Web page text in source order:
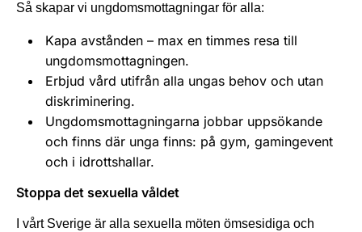
Så skapar vi ungdomsmottagningar för alla:
Kapa avstånden – max en timmes resa till
ungdomsmottagningen.
Erbjud vård utifrån alla ungas behov och utan
diskriminering.
Ungdomsmottagningarna jobbar uppsökande
och finns där unga finns: på gym, gamingevent
och i idrottshallar.
Stoppa det sexuella våldet
I vårt Sverige är alla sexuella möten ömsesidiga och